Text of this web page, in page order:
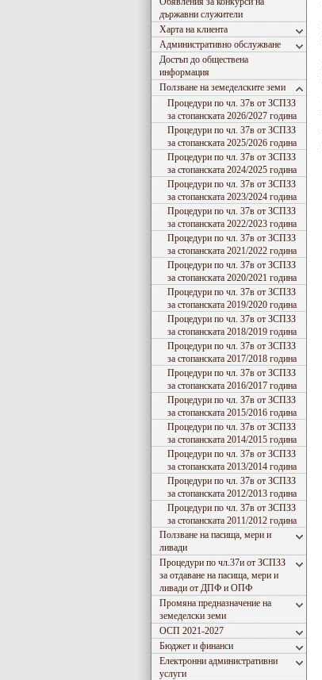
държавни служители
Харта на клиента
Административно обслужване
Достъп до обществена
информация
Ползване на земеделските земи
Процедури по чл. 37в от ЗСПЗЗ
за стопанската 2026/2027 година
Процедури по чл. 37в от ЗСПЗЗ
за стопанската 2025/2026 година
Процедури по чл. 37в от ЗСПЗЗ
за стопанската 2024/2025 година
Процедури по чл. 37в от ЗСПЗЗ
за стопанската 2023/2024 година
Процедури по чл. 37в от ЗСПЗЗ
за стопанската 2022/2023 година
Процедури по чл. 37в от ЗСПЗЗ
за стопанската 2021/2022 година
Процедури по чл. 37в от ЗСПЗЗ
за стопанската 2020/2021 година
Процедури по чл. 37в от ЗСПЗЗ
за стопанската 2019/2020 година
Процедури по чл. 37в от ЗСПЗЗ
за стопанската 2018/2019 година
Процедури по чл. 37в от ЗСПЗЗ
за стопанската 2017/2018 година
Процедури по чл. 37в от ЗСПЗЗ
за стопанската 2016/2017 година
Процедури по чл. 37в от ЗСПЗЗ
за стопанската 2015/2016 година
Процедури по чл. 37в от ЗСПЗЗ
за стопанската 2014/2015 година
Процедури по чл. 37в от ЗСПЗЗ
за стопанската 2013/2014 година
Процедури по чл. 37в от ЗСПЗЗ
за стопанската 2012/2013 година
Процедури по чл. 37в от ЗСПЗЗ
за стопанската 2011/2012 година
Ползване на пасища, мери и
ливади
Процедури по чл.37и от ЗСПЗЗ
за отдаване на пасища, мери и
ливади от ДПФ и ОПФ
Промяна предназначение на
земеделски земи
ОСП 2021-2027
Бюджет и финанси
Електронни административни
услуги